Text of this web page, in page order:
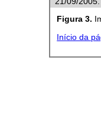
Figura 3.
Início da